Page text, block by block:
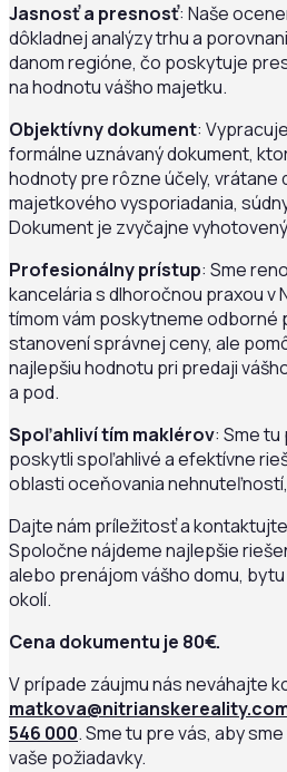
Jasnosť a presnosť: Naše
dôkladnej analýzy trhu a
danom regióne, čo poskytuje
na hodnotu vášho majetku.
Objektívny dokument:
formálne uznávaný dokument,
hodnoty pre rôzne účely, vrátane
majetkového vysporiadania,
Dokument je zvyčajne
Profesionálny prístup: Sme
kancelária s dlhoročnou praxou v
tímom vám poskytneme odborné
stanovení správnej ceny, ale
najlepšiu hodnotu pri predaji
a pod.
Spoľahliví tím maklérov: Sme tu
poskytli spoľahlivé a efektívne
oblasti oceňovania
Dajte nám príležitosť a
Spoločne nájdeme najlepšie
alebo prenájom vášho domu,
okolí.
Cena dokumentu je 80€.
V prípade záujmu nás neváhajte
546 000. Sme tu pre vás, aby
vaše požiadavky.